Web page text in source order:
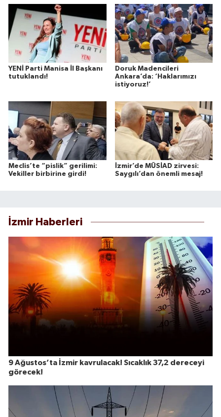
YENİ Parti Manisa İl Başkanı
tutuklandı!
Doruk Madencileri
Ankara’da: ‘Haklarımızı
istiyoruz!’
Meclis’te “pislik” gerilimi:
Vekiller birbirine girdi!
İzmir’de MÜSİAD zirvesi:
Saygılı’dan önemli mesaj!
İzmir Haberleri
9 Ağustos’ta İzmir kavrulacak! Sıcaklık 37,2 dereceyi
görecek!